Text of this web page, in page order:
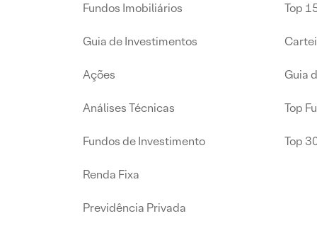
Fundos Imobiliários
Guia de Investimentos
Ações
Análises Técnicas
Fundos de Investimento
Renda Fixa
Previdência Privada
Top
Guia
Top
Top